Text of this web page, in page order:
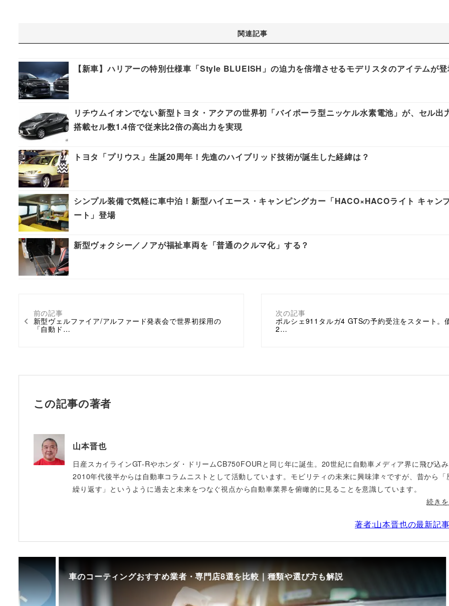
前の記事
新型ヴェルファイア/アルファード発表会で世界初採用の
「自動ド…
次の記事
ポルシェ911タルガ4 GTSの予約受注をスタート。
2…
関連記事
【新車】ハリアーの特別仕様車「Style BLUEISH」の迫力を倍増させるモデリスタのアイテムが
リチウムイオンでない新型トヨタ・アクアの世界初「バイポーラ型ニッケル水素電池」が、セル出
搭載セル数1.4倍で従来比2倍の高出力を実現
トヨタ「プリウス」生誕20周年！先進のハイブリッド技術が誕生した経緯は？
シンプル装備で気軽に車中泊！新型ハイエース・キャンピングカー「HACO×HACOライト キャン
ート」登場
新型ヴォクシー／ノアが福祉車両を「普通のクルマ化」する？
この記事の著者
山本晋也
日産スカイラインGT-Rやホンダ・ドリームCB750FOURと同じ年に誕生。20世紀に自動車メディア界に飛び込
2010年代後半からは自動車コラムニストとして活動しています。モビリティの未来に興味津々ですが、昔から「
繰り返す」というように過去と未来をつなぐ視点から自動車業界を俯瞰的に見ることを意識しています。
続き
著者:山本晋也の最新記
車のコーティングおすすめ業者・専門店8選を比較｜種類や選び方も解説